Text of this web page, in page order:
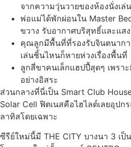
จากความวุ่นวายของห้องนั่งเล่น
พ่อแม่ได้พักผ่อนใน Master
ขวาง รับอากาศบริสุทธิ์และแส
คุณลูกมีพื้นที่ที่รองรับจินตนากา
เล่นชิ้นไหนก็หายห่วงเรื่องพื้นที่
ลูกสี่ขาคนเล็กแฮปปี้สุดๆ เพรา
อย่างอิสระ
ส่วนกลางที่นี่เป็น Smart Club
Solar Cell ฟิตเนสคือไฮไลต์เลยอุปก
ลาทิสโดยเฉพาะ
ซีรีย์ใหม่นี้มี THE CITY บางนา 3 เ